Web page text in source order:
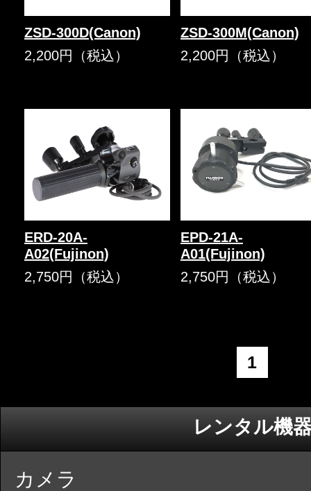
ZSD-300D(Canon)
2,200円（税込）
ZSD-300M(Canon)
2,200円（税込）
ERD-20A-
A02(Fujinon)
2,750円（税込）
EPD-21A-
A01(Fujinon)
2,750円（税込）
1
レンタル機
カメラ